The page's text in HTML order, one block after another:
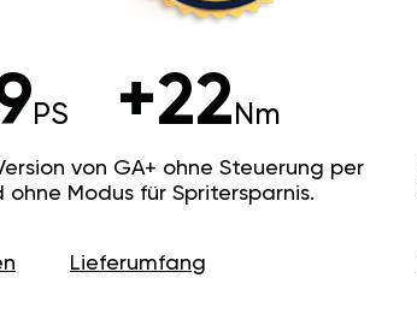
PS +22Nm
von GA+ ohne Steuerung per
Modus für Spritersparnis.
Lieferumfang